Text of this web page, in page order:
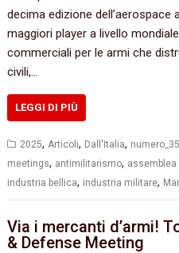
decima edizione dell’aerospace
maggiori player a livello
commerciali per le armi che
civili,…
LEGGI DI PIÙ
2025,Articoli, Dall'Italia, numero_35
meetings, antimilitarismo,
industria bellica, industria militare,
Via i mercanti d’armi!
& Defense Meeting